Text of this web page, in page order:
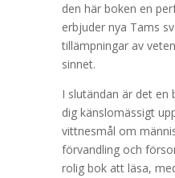
den här boken en
erbjuder nya Tams
tillämpningar av
sinnet.
I slutändan är det
dig känslomässigt
vittnesmål om
förvandling och
rolig bok att läsa,